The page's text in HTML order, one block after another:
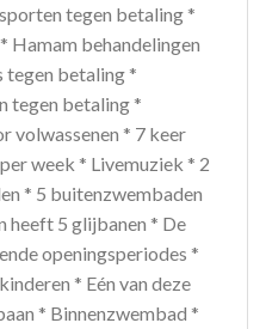
tegen betaling *
Hamam behandelingen
tegen betaling *
tegen betaling *
volwassenen * 7 keer
week * Livemuziek * 2
* 5 buitenzwembaden
heeft 5 glijbanen * De
openingsperiodes *
* Eén van deze
* Binnenzwembad *